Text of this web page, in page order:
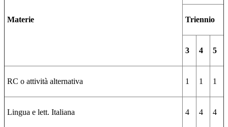
Materie Triennio
3 4 5
RC o attività alternativa 1 1 1
Lingua e lett. Italiana 4 4 4